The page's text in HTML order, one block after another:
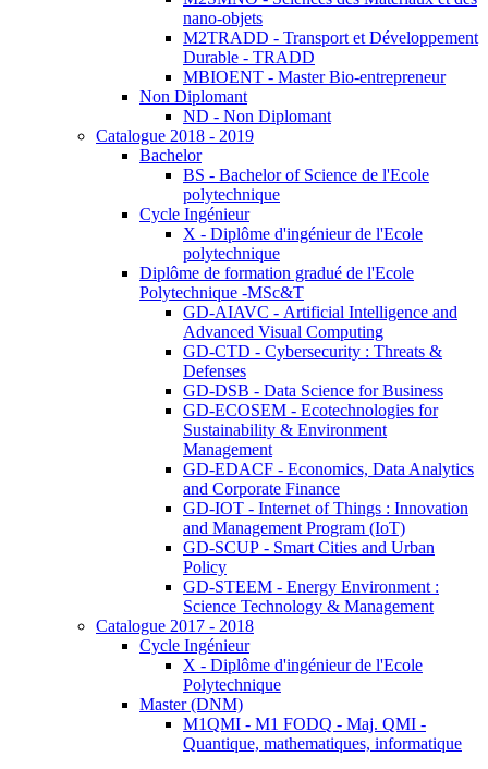
nano-objets
M2TRADD - Transport et Développement
Durable - TRADD
MBIOENT - Master Bio-entrepreneur
Non Diplomant
ND - Non Diplomant
Catalogue 2018 - 2019
Bachelor
BS - Bachelor of Science de l'Ecole
polytechnique
Cycle Ingénieur
X - Diplôme d'ingénieur de l'Ecole
polytechnique
Diplôme de formation gradué de l'Ecole
Polytechnique -MSc&T
GD-AIAVC - Artificial Intelligence and
Advanced Visual Computing
GD-CTD - Cybersecurity : Threats &
Defenses
GD-DSB - Data Science for Business
GD-ECOSEM - Ecotechnologies for
Sustainability & Environment
Management
GD-EDACF - Economics, Data Analytics
and Corporate Finance
GD-IOT - Internet of Things : Innovation
and Management Program (IoT)
GD-SCUP - Smart Cities and Urban
Policy
GD-STEEM - Energy Environment :
Science Technology & Management
Catalogue 2017 - 2018
Cycle Ingénieur
X - Diplôme d'ingénieur de l'Ecole
Polytechnique
Master (DNM)
M1QMI - M1 FODQ - Maj. QMI -
Quantique, mathematiques, informatique